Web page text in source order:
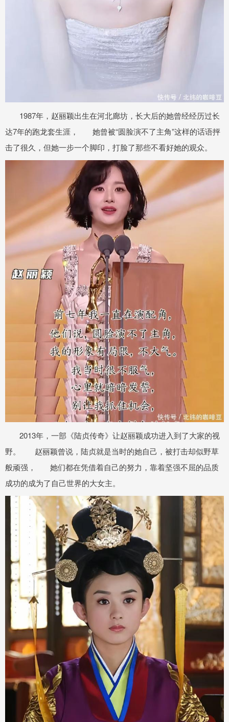
1987年，赵丽颖出生在河北廊坊，长大后的她曾经经历过长
达7年的跑龙套生涯， 她曾被“圆脸演不了主角”这样的话语抨
击了很久，但她一步一个脚印，打脸了那些不看好她的观众。
2013年，一部《陆贞传奇》让赵丽颖成功进入到了大家的视
野。 赵丽颖曾说，陆贞就是当时的她自己，被打击却似野草
般顽强， 她们都在凭借着自己的努力，靠着坚强不屈的品质
成功的成为了自己世界的大女主。